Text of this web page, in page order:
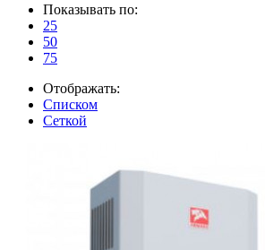
Показывать по:
25
50
75
Отображать:
Списком
Сеткой